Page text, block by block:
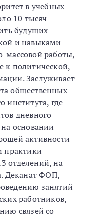
в учебных
10 тысяч
будущих
и навыками
массовой работы,
к политической,
Заслуживает
общественных
института, где
дневного
основании
активности
практики
отделений, на
Деканат ФОП,
занятий
работников,
связей со